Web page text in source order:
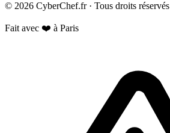
© 2026 CyberChef.fr · Tous droits réservés
Fait avec ❤️ à Paris